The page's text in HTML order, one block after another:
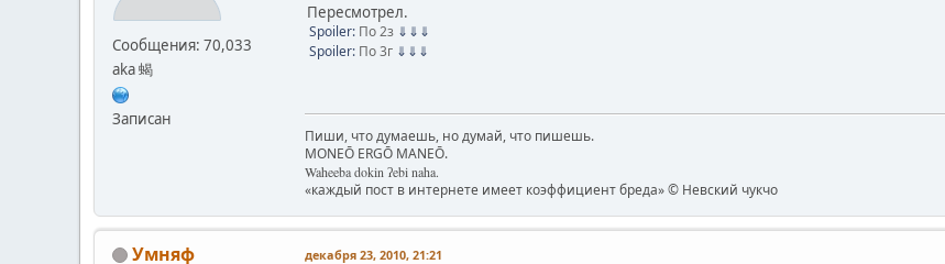
Сообщения: 70,033
aka 蝎
Записан
Пересмотрел.
Spoiler: По 2з ⇓⇓⇓
Spoiler: По 3г ⇓⇓⇓
Пиши, что думаешь, но думай, что пишешь.
MONEŌ ERGŌ MANEŌ.
Waheeba dokin ʔebi naha.
«каждый пост в интернете имеет коэффициент бреда» © Невский чукчо
Умняф декабря 23, 2010, 21:21